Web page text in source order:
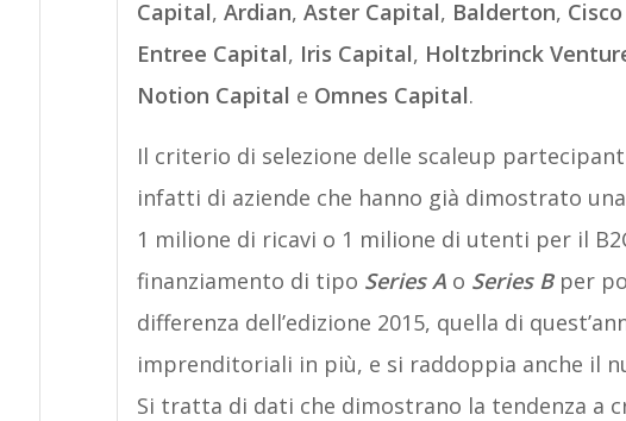
Capital, Ardian, Aster Capital, Balderton,
Entree Capital, Iris Capital, Holtzbrinck
Notion Capital e Omnes Capital.
Il criterio di selezione delle scaleup
infatti di aziende che hanno già dimostrato
1 milione di ricavi o 1 milione di utenti per il
finanziamento di tipo Series Ao Series B per
differenza dell’edizione 2015, quella di
imprenditoriali in più, e si raddoppia anche il
Si tratta di dati che dimostrano la tendenza a